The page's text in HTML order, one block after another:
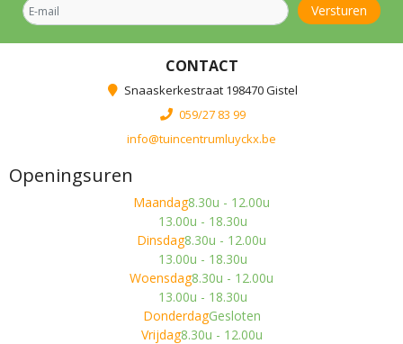
CONTACT
Snaaskerkestraat 198470 Gistel
059/27 83 99
info@tuincentrumluyckx.be
Openingsuren
Maandag8.30u - 12.00u
13.00u - 18.30u
Dinsdag8.30u - 12.00u
13.00u - 18.30u
Woensdag8.30u - 12.00u
13.00u - 18.30u
DonderdagGesloten
Vrijdag8.30u - 12.00u